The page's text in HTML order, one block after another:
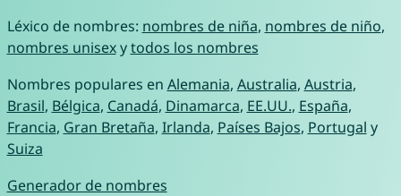
Léxico de nombres: nombres de niña, nombres de niño,
nombres unisexytodos los nombres
Nombres populares en Alemania, Australia, Austria,
Brasil, Bélgica, Canadá, Dinamarca, EE.UU., España,
Francia, Gran Bretaña, Irlanda, Países Bajos, Portugal y
Suiza
Generador de nombres